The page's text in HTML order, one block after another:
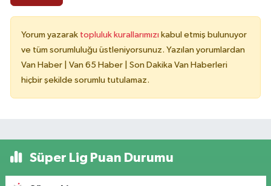
Yorum yazarak topluluk kurallarımızı kabul etmiş bulunuyor
ve tüm sorumluluğu üstleniyorsunuz. Yazılan yorumlardan
Van Haber | Van 65 Haber | Son Dakika Van Haberleri
hiçbir şekilde sorumlu tutulamaz.
Süper Lig Puan Durumu